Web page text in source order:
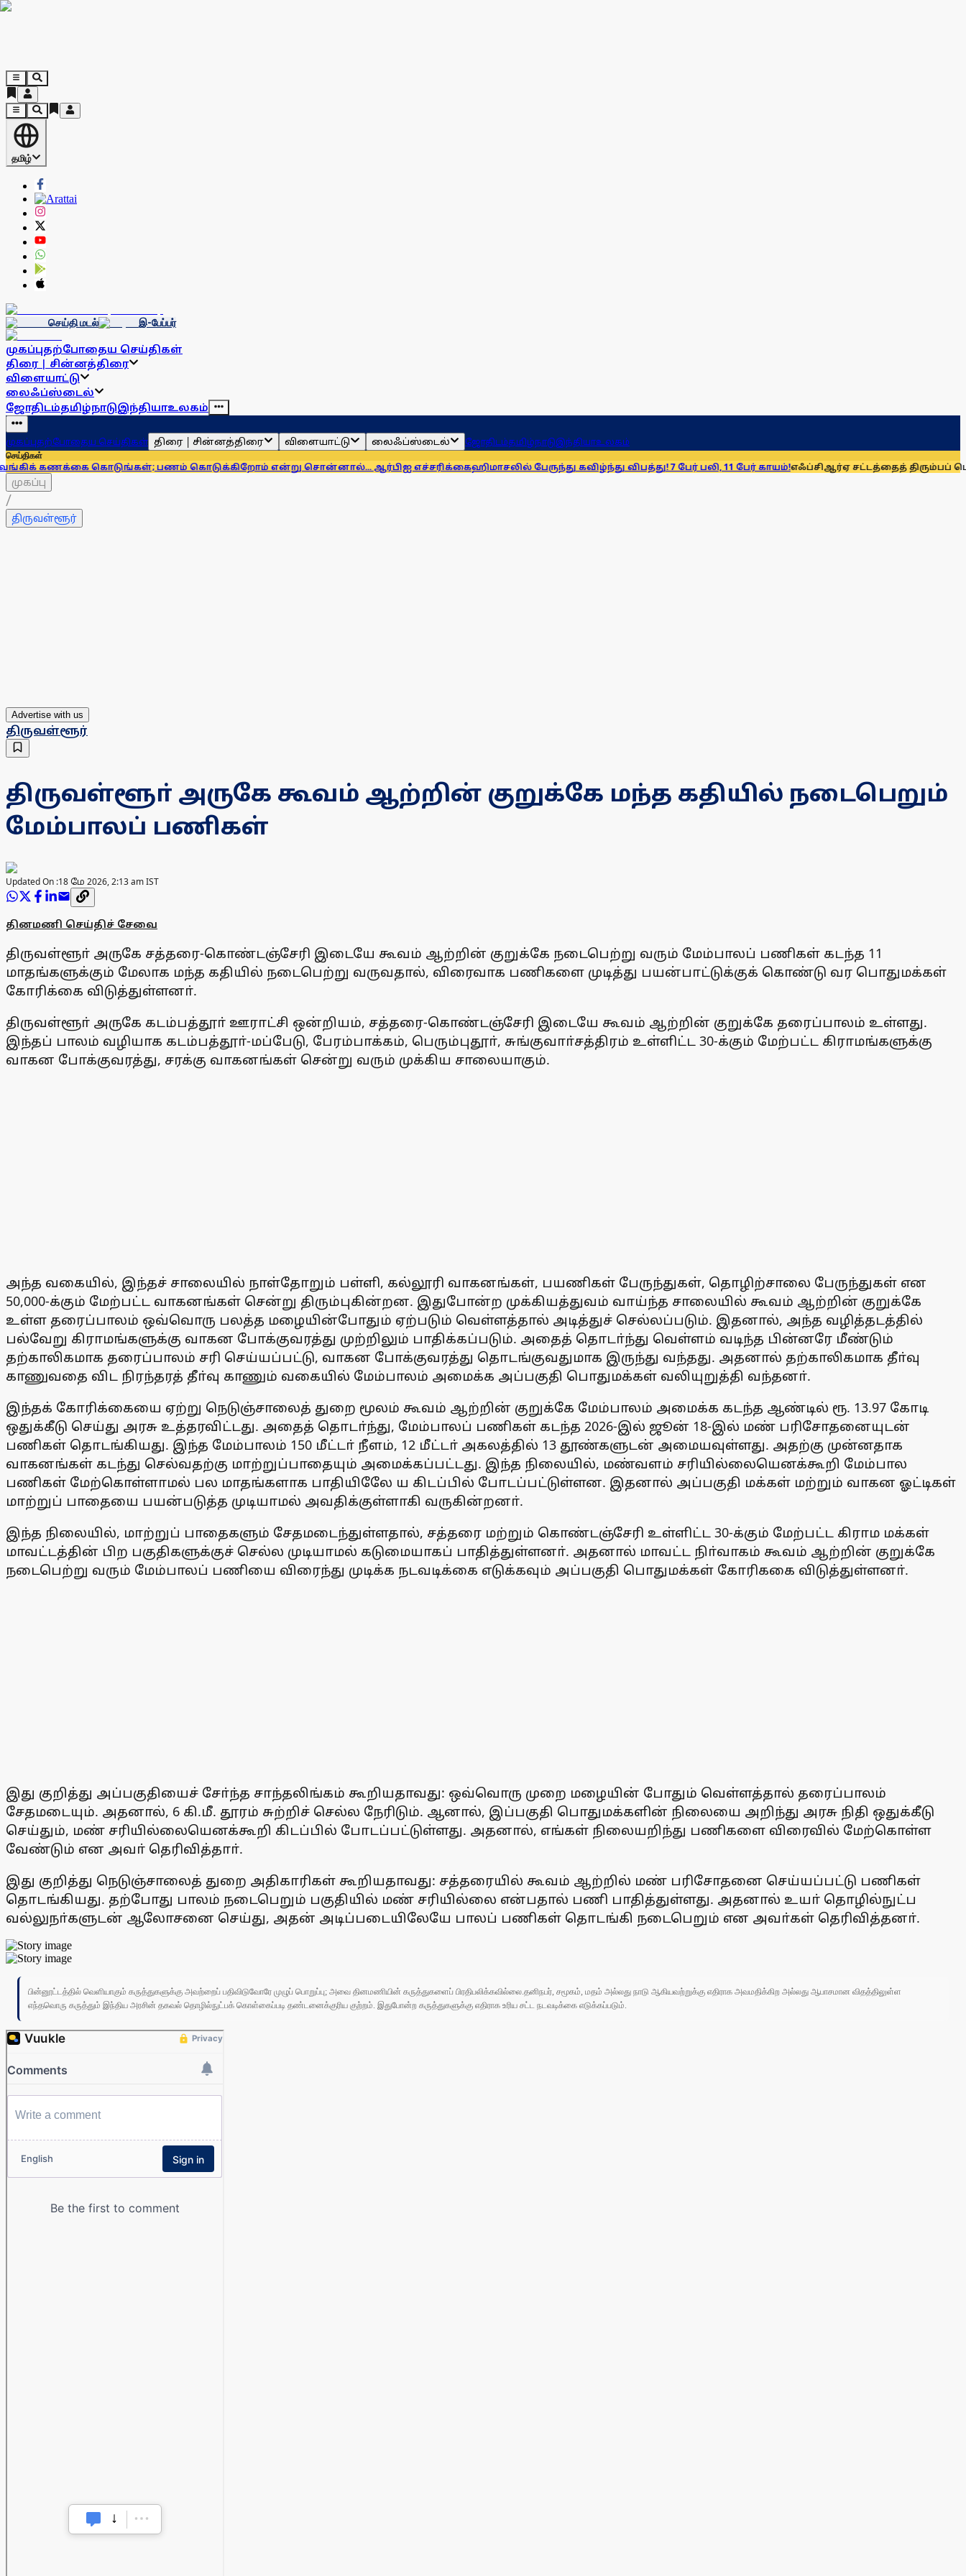
தமிழ்
செய்தி மடல் இ-பேப்பர்
முகப்புதற்போதைய செய்திகள்
திரை | சின்னத்திரை
விளையாட்டு
லைஃப்ஸ்டைல்
ஜோதிடம்தமிழ்நாடுஇந்தியாஉலகம்
முகப்புதற்போதைய செய்திகள் திரை | சின்னத்திரை விளையாட்டு லைஃப்ஸ்டைல் ஜோதிடம்தமிழ்நாடுஇந்தியாஉலகம்
செய்திகள்
கொடுங்கள்; பணம் கொடுக்கிறோம் என்று சொன்னால்... ஆர்பிஐ எச்சரிக்கைஹிமாசலில் பேருந்து கவிழ்ந்து விபத்து! 7 பேர் பலி, 11 பேர் காயம்!எஃப்சிஆர்ஏ சட்டத்தைத் திரும்பப் பெறுக: மு.க.
முகப்பு
/
திருவள்ளூர்
Advertise with us
திருவள்ளூர்
திருவள்ளூா் அருகே கூவம் ஆற்றின் குறுக்கே மந்த கதியில் நடைபெறும்
மேம்பாலப் பணிகள்
Updated On :18 மே 2026, 2:13 am IST
தினமணி செய்திச் சேவை
திருவள்ளூா் அருகே சத்தரை-கொண்டஞ்சேரி இடையே கூவம் ஆற்றின் குறுக்கே நடைபெற்று வரும் மேம்பாலப் பணிகள் கடந்த 11
மாதங்களுக்கும் மேலாக மந்த கதியில் நடைபெற்று வருவதால், விரைவாக பணிகளை முடித்து பயன்பாட்டுக்குக் கொண்டு வர பொதுமக்கள்
கோரிக்கை விடுத்துள்ளனா்.
திருவள்ளூா் அருகே கடம்பத்தூா் ஊராட்சி ஒன்றியம், சத்தரை-கொண்டஞ்சேரி இடையே கூவம் ஆற்றின் குறுக்கே தரைப்பாலம் உள்ளது.
இந்தப் பாலம் வழியாக கடம்பத்தூா்-மப்பேடு, பேரம்பாக்கம், பெரும்புதூா், சுங்குவாா்சத்திரம் உள்ளிட்ட 30-க்கும் மேற்பட்ட கிராமங்களுக்கு
வாகன போக்குவரத்து, சரக்கு வாகனங்கள் சென்று வரும் முக்கிய சாலையாகும்.
அந்த வகையில், இந்தச் சாலையில் நாள்தோறும் பள்ளி, கல்லூரி வாகனங்கள், பயணிகள் பேருந்துகள், தொழிற்சாலை பேருந்துகள் என
50,000-க்கும் மேற்பட்ட வாகனங்கள் சென்று திரும்புகின்றன. இதுபோன்ற முக்கியத்துவம் வாய்ந்த சாலையில் கூவம் ஆற்றின் குறுக்கே
உள்ள தரைப்பாலம் ஒவ்வொரு பலத்த மழையின்போதும் ஏற்படும் வெள்ளத்தால் அடித்துச் செல்லப்படும். இதனால், அந்த வழித்தடத்தில்
பல்வேறு கிராமங்களுக்கு வாகன போக்குவரத்து முற்றிலும் பாதிக்கப்படும். அதைத் தொடா்ந்து வெள்ளம் வடிந்த பின்னரே மீண்டும்
தற்காலிகமாக தரைப்பாலம் சரி செய்யப்பட்டு, வாகன போக்குவரத்து தொடங்குவதுமாக இருந்து வந்தது. அதனால் தற்காலிகமாக தீா்வு
காணுவதை விட நிரந்தரத் தீா்வு காணும் வகையில் மேம்பாலம் அமைக்க அப்பகுதி பொதுமக்கள் வலியுறுத்தி வந்தனா்.
இந்தக் கோரிக்கையை ஏற்று நெடுஞ்சாலைத் துறை மூலம் கூவம் ஆற்றின் குறுக்கே மேம்பாலம் அமைக்க கடந்த ஆண்டில் ரூ. 13.97 கோடி
ஒதுக்கீடு செய்து அரசு உத்தரவிட்டது. அதைத் தொடா்ந்து, மேம்பாலப் பணிகள் கடந்த 2026-இல் ஜூன் 18-இல் மண் பரிசோதனையுடன்
பணிகள் தொடங்கியது. இந்த மேம்பாலம் 150 மீட்டா் நீளம், 12 மீட்டா் அகலத்தில் 13 தூண்களுடன் அமையவுள்ளது. அதற்கு முன்னதாக
வாகனங்கள் கடந்து செல்வதற்கு மாற்றுப்பாதையும் அமைக்கப்பட்டது. இந்த நிலையில், மண்வளம் சரியில்லையெனக்கூறி மேம்பால
பணிகள் மேற்கொள்ளாமல் பல மாதங்களாக பாதியிலேே ய கிடப்பில் போடப்பட்டுள்ளன. இதனால் அப்பகுதி மக்கள் மற்றும் வாகன ஓட்டிகள்
மாற்றுப் பாதையை பயன்படுத்த முடியாமல் அவதிக்குள்ளாகி வருகின்றனா்.
இந்த நிலையில், மாற்றுப் பாதைகளும் சேதமடைந்துள்ளதால், சத்தரை மற்றும் கொண்டஞ்சேரி உள்ளிட்ட 30-க்கும் மேற்பட்ட கிராம மக்கள்
மாவட்டத்தின் பிற பகுதிகளுக்குச் செல்ல முடியாமல் கடுமையாகப் பாதித்துள்ளனா். அதனால் மாவட்ட நிா்வாகம் கூவம் ஆற்றின் குறுக்கே
நடைபெற்று வரும் மேம்பாலப் பணியை விரைந்து முடிக்க நடவடிக்கை எடுக்கவும் அப்பகுதி பொதுமக்கள் கோரிககை விடுத்துள்ளனா்.
இது குறித்து அப்பகுதியைச் சோ்ந்த சாந்தலிங்கம் கூறியதாவது: ஒவ்வொரு முறை மழையின் போதும் வெள்ளத்தால் தரைப்பாலம்
சேதமடையும். அதனால், 6 கி.மீ. தூரம் சுற்றிச் செல்ல நேரிடும். ஆனால், இப்பகுதி பொதுமக்களின் நிலையை அறிந்து அரசு நிதி ஒதுக்கீடு
செய்தும், மண் சரியில்லையெனக்கூறி கிடப்பில் போடப்பட்டுள்ளது. அதனால், எங்கள் நிலையறிந்து பணிகளை விரைவில் மேற்கொள்ள
வேண்டும் என அவா் தெரிவித்தாா்.
இது குறித்து நெடுஞ்சாலைத் துறை அதிகாரிகள் கூறியதாவது: சத்தரையில் கூவம் ஆற்றில் மண் பரிசோதனை செய்யப்பட்டு பணிகள்
தொடங்கியது. தற்போது பாலம் நடைபெறும் பகுதியில் மண் சரியில்லை என்பதால் பணி பாதித்துள்ளது. அதனால் உயா் தொழில்நுட்ப
வல்லுநா்களுடன் ஆலோசனை செய்து, அதன் அடிப்படையிலேயே பாலப் பணிகள் தொடங்கி நடைபெறும் என அவா்கள் தெரிவித்தனா்.
பின்னூட்டத்தில் வெளியாகும் கருத்துகளுக்கு அவற்றைப் பதிவிடுவோரே முழுப் பொறுப்பு; அவை தினமணியின் கருத்துகளைப் பிரதிபலிக்கவில்லை.தனிநபர், சமூகம், மதம் அல்லது நாடு ஆகியவற்றுக்கு எதிராக அவமதிக்கிற அல்லது ஆபாசமான விதத்திலுள்ள
எந்தவொரு கருத்தும் இந்திய அரசின் தகவல் தொழில்நுட்பக் கொள்கைப்படி தண்டனைக்குரிய குற்றம். இதுபோன்ற கருத்துகளுக்கு எதிராக உரிய சட்ட நடவடிக்கை எடுக்கப்படும்.